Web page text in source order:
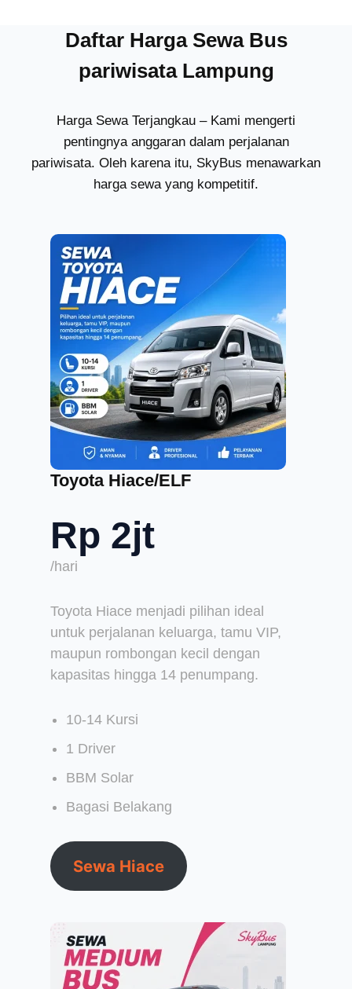
Daftar Harga Sewa Bus
pariwisata Lampung
Harga Sewa Terjangkau – Kami mengerti
pentingnya anggaran dalam perjalanan
pariwisata. Oleh karena itu, SkyBus menawarkan
harga sewa yang kompetitif.
Toyota Hiace/ELF
Rp 2jt
/hari
Toyota Hiace menjadi pilihan ideal
untuk perjalanan keluarga, tamu VIP,
maupun rombongan kecil dengan
kapasitas hingga 14 penumpang.
10-14 Kursi
1 Driver
BBM Solar
Bagasi Belakang
Sewa Hiace